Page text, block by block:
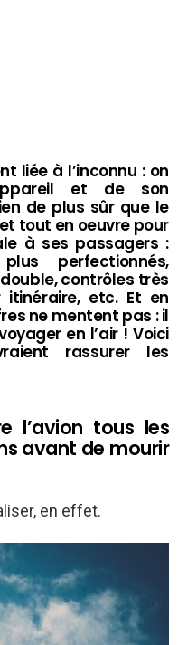
liée à l’inconnu : on
et de son
de plus sûr que le
tout en oeuvre pour
à ses passagers :
perfectionnés,
contrôles très
itinéraire, etc. Et en
ne mentent pas : il
en l’air ! Voici
rassurer les
l’avion tous les
avant de mourir
en effet.